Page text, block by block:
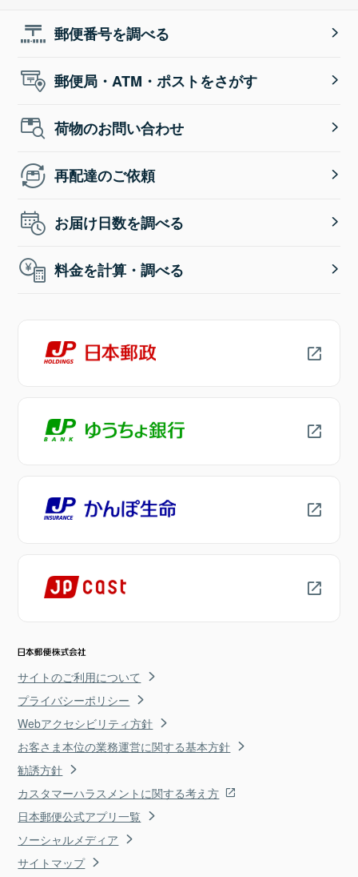
郵便番号を調べる
郵便局・ATM・ポストをさがす
荷物のお問い合わせ
再配達のご依頼
お届け日数を調べる
料金を計算・調べる
サイトのご利用について
プライバシーポリシー
Webアクセシビリティ方針
お客さま本位の業務運営に関する基本方針
勧誘方針
カスタマーハラスメントに関する考え方
日本郵便公式アプリ一覧
ソーシャルメディア
サイトマップ